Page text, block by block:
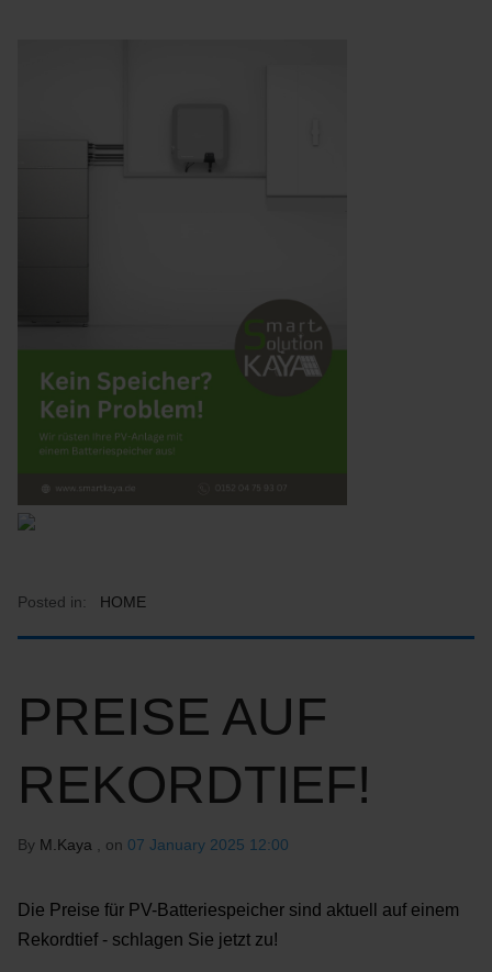
Posted in: HOME
PREISE AUF
REKORDTIEF!
By M.Kaya , on 07 January 2025 12:00
Die Preise für PV-Batteriespeicher sind aktuell auf einem
Rekordtief - schlagen Sie jetzt zu!